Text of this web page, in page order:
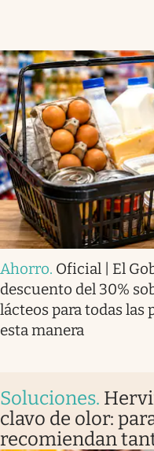
Ahorro. Oficial | El
descuento del 30%
lácteos para todas las
esta manera
Soluciones.
clavo de olor:
recomiendan